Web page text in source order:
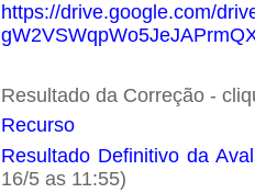
https://drive.google.com/
Resultado da Correção -
Recurso
Resultado Definitivo da
16/5 as 11:55)